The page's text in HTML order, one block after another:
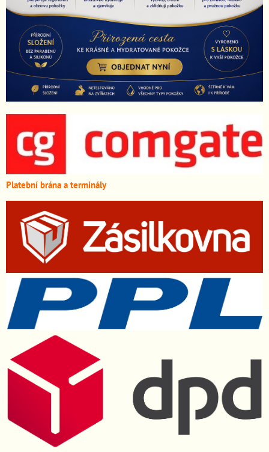
Platební brána a terminály